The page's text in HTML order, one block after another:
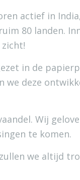
actief in
80 landen.
in de
we deze
Wij
te komen.
we altijd